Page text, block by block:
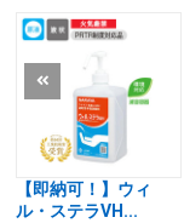
【即納可！】ウィ
ル・ステラVH...